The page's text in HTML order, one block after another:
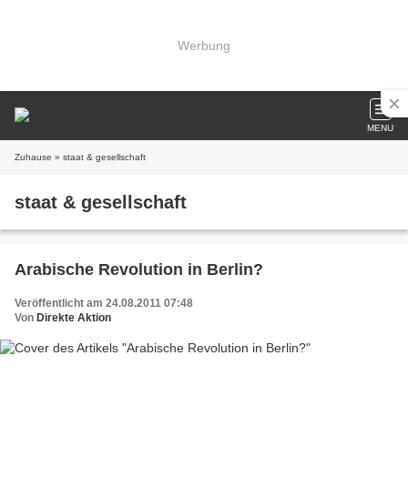
Werbung
MENU
Zuhause » staat & gesellschaft
staat & gesellschaft
Arabische Revolution in Berlin?
Veröffentlicht am 24.08.2011 07:48
Von Direkte Aktion